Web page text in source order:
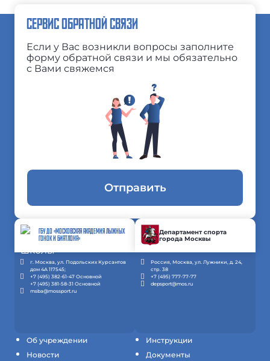
Об учреждении
Новости
Инструкции
Документы
СЕРВИС ОБРАТНОЙ СВЯЗИ
Если у Вас возникли вопросы заполните
форму обратной связи и мы обязательно
с Вами свяжемся
Отправить
ГБУ ДО «МОСКОВСКАЯ АКАДЕМИЯ ЛЫЖНЫХ
ГОНОК И БИАТЛОНА»
г. Москва, ул. Подольских Курсантов
дом 4А 117545;
+7 (495) 382-61-47 Основной
+7 (495) 381-58-31 Основной
msba@mossport.ru
Департамент спорта
города Москвы
Россия, Москва, ул. Лужники, д. 24,
стр. 38
+7 (495) 777-77-77
depsport@mos.ru